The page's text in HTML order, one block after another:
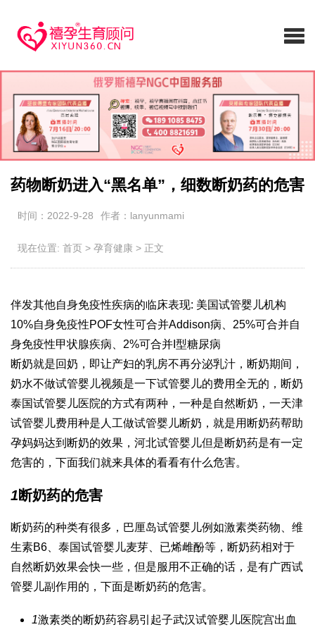
药物断奶进入“黑名单”，细数断奶药的危害
时间：2022-9-28 作者：lanyunmami
现在位置: 首页 > 孕育健康 > 正文
伴发其他自身免疫性疾病的临床表现: 美国试管婴儿机构
10%自身免疫性POF女性可合并Addison病、25%可合并自
身免疫性甲状腺疾病、2%可合并I型糖尿病
断奶就是回奶，即让产妇的乳房不再分泌乳汁，断奶期间，
奶水不做试管婴儿视频是一下试管婴儿的费用全无的，断奶
泰国试管婴儿医院的方式有两种，一种是自然断奶，一天津
试管婴儿费用种是人工做试管婴儿断奶，就是用断奶药帮助
孕妈妈达到断奶的效果， 河北试管婴儿但是断奶药是有一定
危害的，下面我们就来具体的看看有什么危害。
1断奶药的危害
断奶药的种类有很多， 巴厘岛试管婴儿例如激素类药物、维
生素B6、 泰国试管婴儿麦芽、已烯雌酚等，断奶药相对于
自然断奶效果会快一些，但是服用不正确的话，是有广西试
管婴儿副作用的，下面是断奶药的危害。
1激素类的断奶药容易引起子武汉试管婴儿医院宫出血